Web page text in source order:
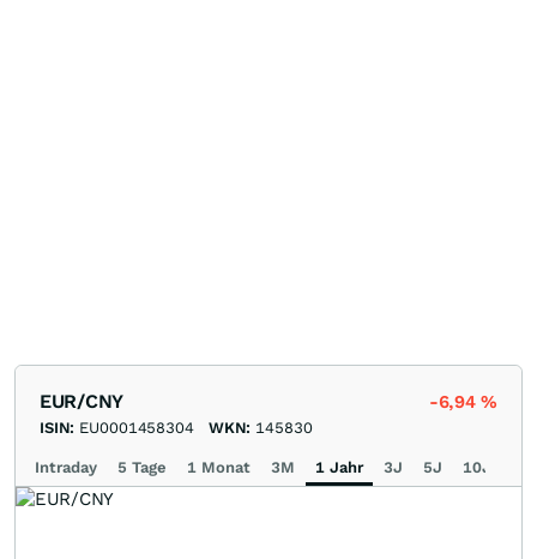
EUR/CNY -6,94%
ISIN: EU0001458304 WKN: 145830
Intraday 5 Tage 1 Monat 3M 1 Jahr 3J 5J 10J